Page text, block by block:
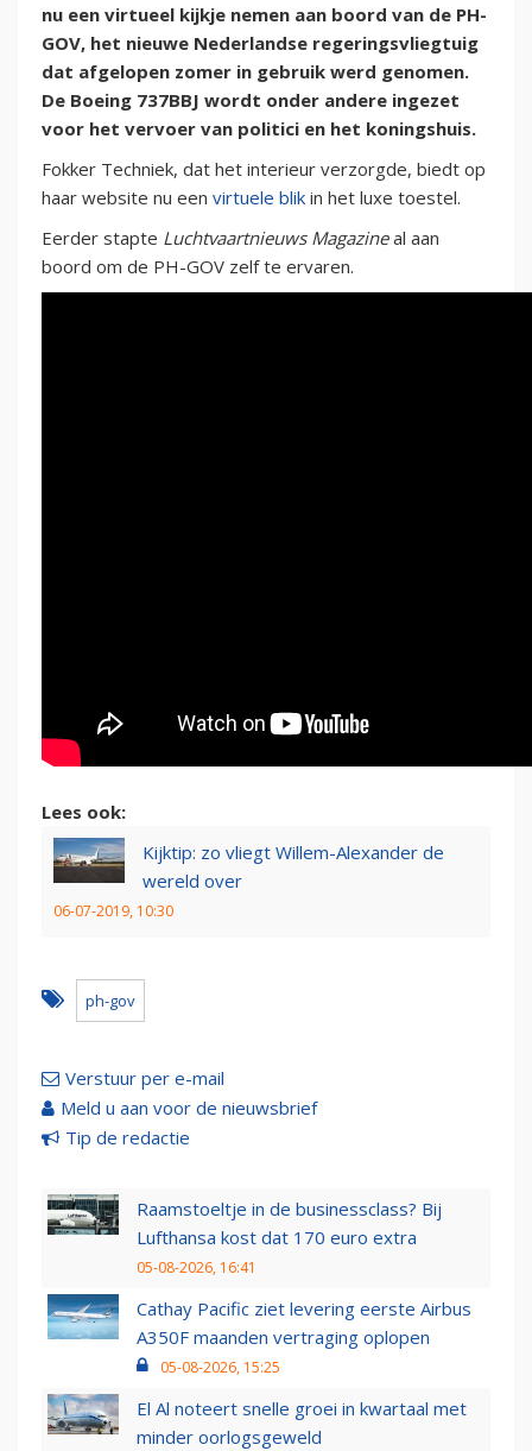
nu een virtueel kijkje nemen aan boord van de PH-
GOV, het nieuwe Nederlandse regeringsvliegtuig
dat afgelopen zomer in gebruik werd genomen.
De Boeing 737BBJ wordt onder andere ingezet
voor het vervoer van politici en het koningshuis.
Fokker Techniek, dat het interieur verzorgde, biedt op
haar website nu een virtuele blik in het luxe toestel.
Eerder stapte Luchtvaartnieuws Magazineal aan
boord om de PH-GOV zelf te ervaren.
Lees ook:
Kijktip: zo vliegt Willem-Alexander de
wereld over
06-07-2019, 10:30
ph-gov
Verstuur per e-mail
Meld u aan voor de nieuwsbrief
Tip de redactie
Raamstoeltje in de businessclass? Bij
Lufthansa kost dat 170 euro extra
05-08-2026, 16:41
Cathay Pacific ziet levering eerste Airbus
A350F maanden vertraging oplopen
05-08-2026, 15:25
El Al noteert snelle groei in kwartaal met
minder oorlogsgeweld